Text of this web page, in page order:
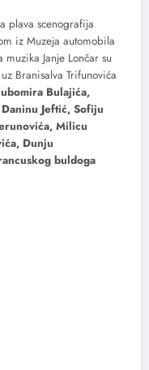
plava scenografija
iz Muzeja automobila
Janje Lončar su
Branisalva Trifunovića
Bulajića,
Jeftić, Sofiju
Milicu
Dunju
buldoga